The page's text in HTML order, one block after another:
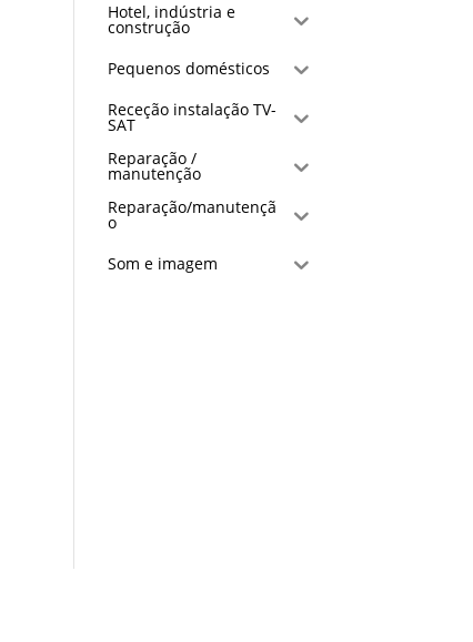
Hotel, indústria e
construção
Pequenos domésticos
Receção instalação TV-
SAT
Reparação /
manutenção
Reparação/manutençã
o
Som e imagem